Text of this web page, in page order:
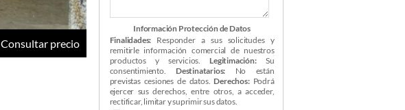
Consultar precio
Información Protección de Datos
Finalidades: Responder a sus solicitudes y
remitirle información comercial de nuestros
productos y servicios. Legitimación:Su
consentimiento. Destinatarios: No están
previstas cesiones de datos. Derechos:Podrá
ejercer sus derechos, entre otros, a acceder,
rectificar, limitar y suprimir sus datos.